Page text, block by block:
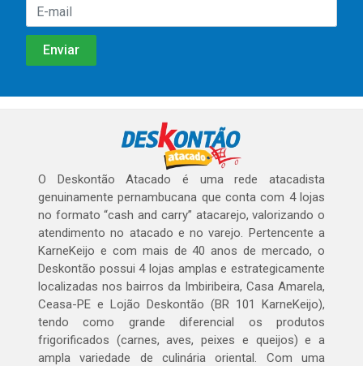
O Deskontão Atacado é uma rede atacadista
genuinamente pernambucana que conta com 4 lojas
no formato “cash and carry” atacarejo, valorizando o
atendimento no atacado e no varejo. Pertencente a
KarneKeijo e com mais de 40 anos de mercado, o
Deskontão possui 4 lojas amplas e estrategicamente
localizadas nos bairros da Imbiribeira, Casa Amarela,
Ceasa-PE e Lojão Deskontão (BR 101 KarneKeijo),
tendo como grande diferencial os produtos
frigorificados (carnes, aves, peixes e queijos) e a
ampla variedade de culinária oriental. Com uma